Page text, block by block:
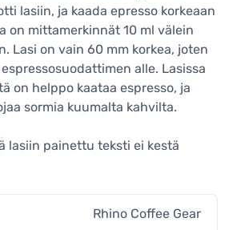
lasiin, ja kaada epresso korkeaan
on mittamerkinnät 10 ml välein
Lasi on vain 60 mm korkea, joten
alle. Lasissa
on helppo kaataa espresso, ja
sormia kuumalta kahvilta.
lasiin painettu teksti ei kestä
Rhino Coffee Gear